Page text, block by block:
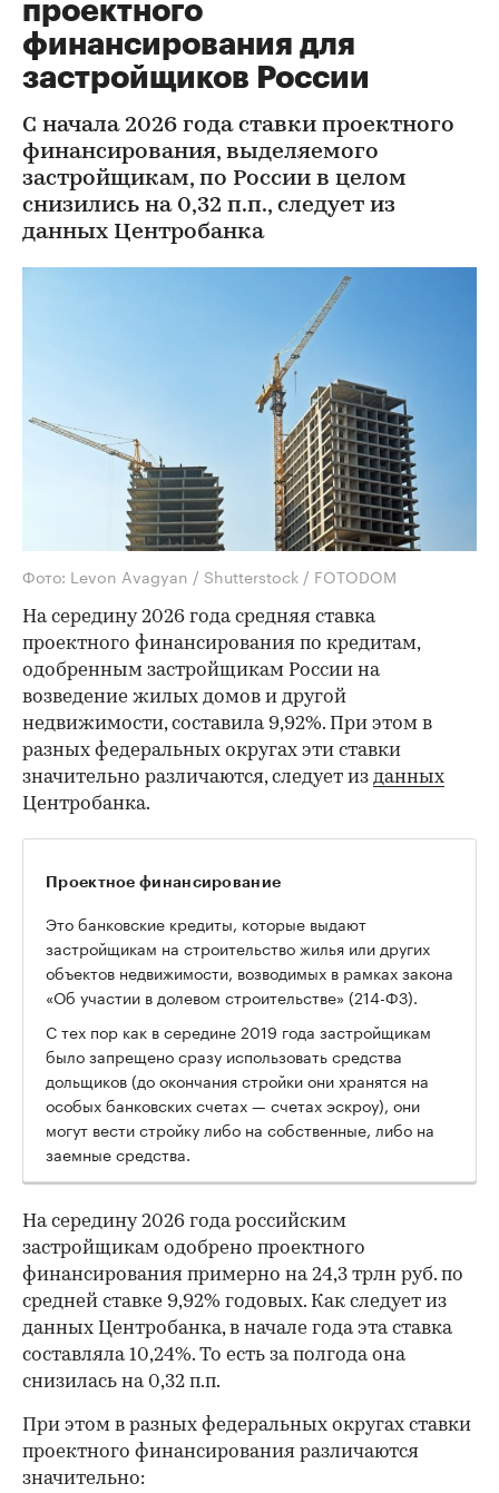
проектного
финансирования для
застройщиков России
С начала 2026 года ставки проектного
финансирования, выделяемого
застройщикам, по России в целом
снизились на 0,32 п.п., следует из
данных Центробанка
Фото: Levon Avagyan / Shutterstock / FOTODOM
На середину 2026 года средняя ставка
проектного финансирования по кредитам,
одобренным застройщикам России на
возведение жилых домов и другой
недвижимости, составила 9,92%. При этом в
разных федеральных округах эти ставки
значительно различаются, следует из данных
Центробанка.
Проектное финансирование
Это банковские кредиты, которые выдают
застройщикам на строительство жилья или других
объектов недвижимости, возводимых в рамках закона
«Об участии в долевом строительстве» (214-ФЗ).
С тех пор как в середине 2019 года застройщикам
было запрещено сразу использовать средства
дольщиков (до окончания стройки они хранятся на
особых банковских счетах — счетах эскроу), они
могут вести стройку либо на собственные, либо на
заемные средства.
На середину 2026 года российским
застройщикам одобрено проектного
финансирования примерно на 24,3 трлн руб. по
средней ставке 9,92% годовых. Как следует из
данных Центробанка, в начале года эта ставка
составляла 10,24%. То есть за полгода она
снизилась на 0,32 п.п.
При этом в разных федеральных округах ставки
проектного финансирования различаются
значительно: